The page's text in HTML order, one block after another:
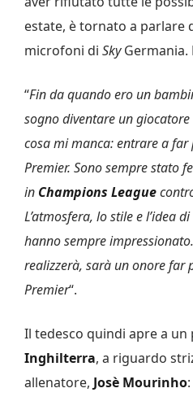
estate, è tornato a parlare
microfoni di SkyGermania.
“Fin da quando ero un
sogno diventare un
cosa mi manca: entrare a
Premier. Sono sempre stato
in Champions League
L’atmosfera, lo stile e l’idea
hanno sempre
realizzerà, sarà un onore far
Premier“.
Il tedesco quindi apre a
Inghilterra, a riguardo
allenatore, Josè Mourinho: